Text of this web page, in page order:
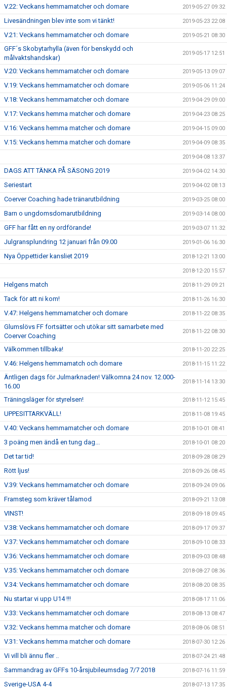
V.22: Veckans hemmamatcher och domare 2019-05-27 09:32
Livesändningen blev inte som vi tänkt! 2019-05-23 22:08
V.21: Veckans hemmamatcher och domare 2019-05-21 08:30
GFF´s Skobytarhylla (även för benskydd och
målvaktshandskar)
2019-05-17 12:51
V.20: Veckans hemmamatcher och domare 2019-05-13 09:07
V.19: Veckans hemmamatcher och domare 2019-05-06 11:24
V.18: Veckans hemmamatcher och domare 2019-04-29 09:00
V.17: Veckans hemma matcher och domare 2019-04-23 08:25
V.16: Veckans hemma matcher och domare 2019-04-15 09:00
V.15: Veckans hemma matcher och domare 2019-04-09 08:35
2019-04-08 13:37
DAGS ATT TÄNKA PÅ SÄSONG 2019 2019-04-02 14:30
Seriestart 2019-04-02 08:13
Coerver Coaching hade tränarutbildning 2019-03-25 08:00
Barn o ungdomsdomarutbildning 2019-03-14 08:00
GFF har fått en ny ordförande! 2019-03-07 11:32
Julgransplundring 12 januari från 09.00 2019-01-06 16:30
Nya Öppettider kansliet 2019 2018-12-21 13:00
2018-12-20 15:57
Helgens match 2018-11-29 09:21
Tack för att ni kom! 2018-11-26 16:30
V.47: Helgens hemmamatcher och domare 2018-11-22 08:35
Glumslövs FF fortsätter och utökar sitt samarbete med
Coerver Coaching
2018-11-22 08:30
Välkommen tillbaka! 2018-11-20 22:25
V.46: Helgens hemmamatch och domare 2018-11-15 11:22
Äntligen dags för Julmarknaden! Välkomna 24 nov. 12.000-
16.00
2018-11-14 13:30
Träningsläger för styrelsen! 2018-11-12 15:45
UPPESITTARKVÄLL! 2018-11-08 19:45
V.40: Veckans hemmamatcher och domare 2018-10-01 08:41
3 poäng men ändå en tung dag... 2018-10-01 08:20
Det tar tid! 2018-09-28 08:29
Rött ljus! 2018-09-26 08:45
V.39: Veckans hemmamatcher och domare 2018-09-24 09:06
Framsteg som kräver tålamod 2018-09-21 13:08
VINST! 2018-09-18 09:45
V.38: Veckans hemmamatcher och domare 2018-09-17 09:37
V.37: Veckans hemmamatcher och domare 2018-09-10 08:33
V.36: Veckans hemmamatcher och domare 2018-09-03 08:48
V.35: Veckans hemmamatcher och domare 2018-08-27 08:36
V.34: Veckans hemmamatcher och domare 2018-08-20 08:35
Nu startar vi upp U14 !!! 2018-08-17 11:06
V.33: Veckans hemmamatcher och domare 2018-08-13 08:47
V.32: Veckans hemma matcher och domare 2018-08-06 08:51
V.31: Veckans hemma matcher och domare 2018-07-30 12:26
Vi vill bli ännu fler .. 2018-07-24 21:48
Sammandrag av GFFs 10-årsjubileumsdag 7/7 2018 2018-07-16 11:59
Sverige-USA 4-4 2018-07-13 17:35